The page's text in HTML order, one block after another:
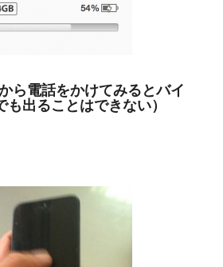
ら電話をかけてみるとバイ
出ることはできない）